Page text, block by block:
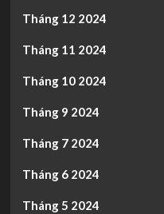
Tháng 12 2024
Tháng 11 2024
Tháng 10 2024
Tháng 9 2024
Tháng 7 2024
Tháng 6 2024
Tháng 5 2024